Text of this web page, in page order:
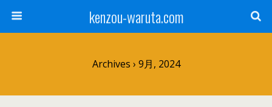
kenzou-waruta.com
Archives › 9月, 2024